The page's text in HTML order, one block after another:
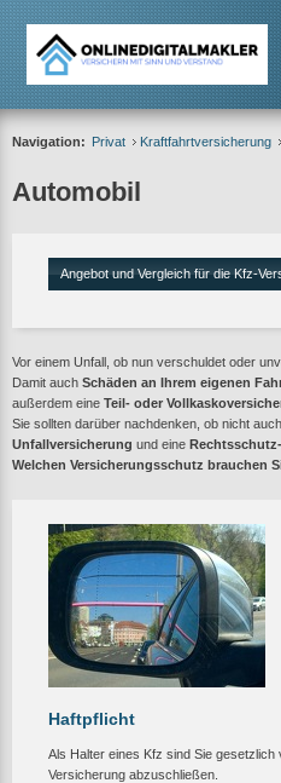
Navigation: Privat Kraftfahrtversicherung
Automobil
Angebot und Vergleich für die Kfz-
Vor einem Unfall, ob nun verschuldet oder
Damit auch Schäden an Ihrem eigenen
außerdem eine Teil- oder
Sie sollten darüber nachdenken, ob nicht
Unfallversicherung und eine
Welchen Versicherungsschutz brauchen
Haftpflicht
Als Halter eines Kfz sind Sie
Versicherung abzuschließen.